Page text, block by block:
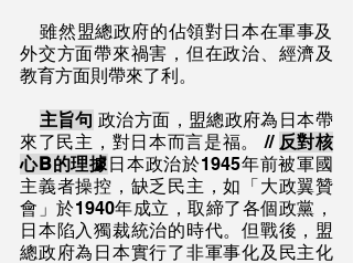
    雖然盟總政府的佔領對日本在軍事及
外交方面帶來禍害，但在政治、經濟及
教育方面則帶來了利。
主旨句 政治方面，盟總政府為日本帶
來了民主，對日本而言是福。 // 反對核
心B的理據日本政治於1945年前被軍國
主義者操控，缺乏民主，如「大政翼贊
會」於1940年成立，取締了各個政黨，
日本陷入獨裁統治的時代。但戰後，盟
總政府為日本實行了非軍事化及民主化